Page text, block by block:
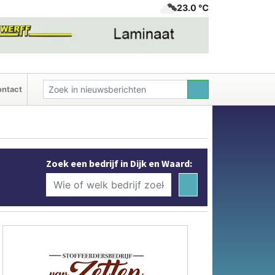
23.0 ℃
Zoek een bedrijf in Dijk en Waard: